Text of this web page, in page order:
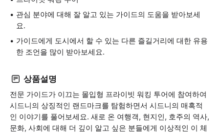
관심 분야에 대해 잘 알고 있는 가이드의 도움을 받아보세
요.
가이드에게 도시에서 할 수 있는 다른 즐길거리에 대한 유용
한 조언을 많이 받아보세요.
상품설명
전문 가이드가 이끄는 몰입형 프라이빗 워킹 투어에 참여하여
시드니의 상징적인 랜드마크를 탐험하면서 시드니의 매혹적
인 이야기를 풀어보세요. 새로 온 여행객, 현지인, 호주의 역사,
문화, 사회에 대해 더 깊이 알고 싶은 분들에게 이상적인 이 체